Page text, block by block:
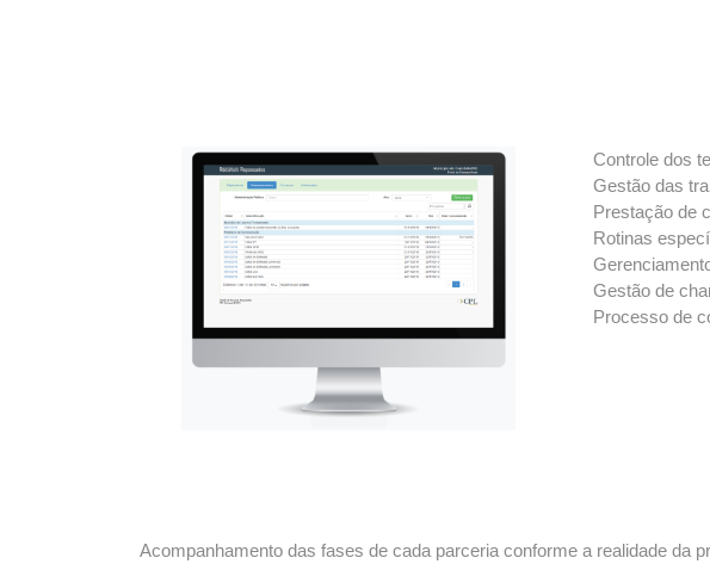
Controle dos
Gestão das
Prestação de
Rotinas
Gestão de
Processo de
Acompanhamento das fases de cada parceria conforme a realidade da